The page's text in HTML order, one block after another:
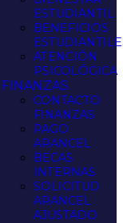
ESTUDIANTIL
BENEFICIOS
ATENCIÓN
PSICOLÓGICA
FINANZAS
CONTACTO
FINANZAS
PAGO
ARANCEL
BECAS
INTERNAS
SOLICITUD
ARANCEL
AJUSTADO